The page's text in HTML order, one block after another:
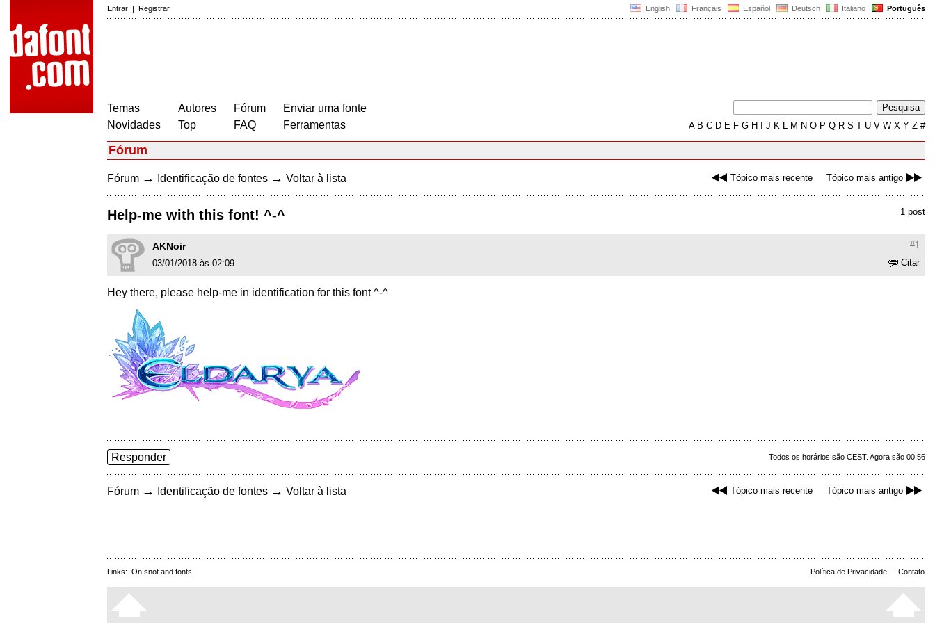
English Français Español Deutsch Italiano Português
Entrar | Registrar
Temas
Novidades
Autores
Top
Fórum
FAQ
Enviar uma fonte
Ferramentas
AB C D E F G H J K L M N O P Q R S T U V W X Y Z #
Fórum
Tópico mais recente Tópico mais antigo
Fórum → Identificação de fontes → Voltar à lista
1 post
Help-me with this font! ^-^
#1
AKNoir
Citar
03/01/2018 às 02:09
Hey there, please help-me in identification for this font ^-^
Todos os horários são CEST. Agora são 00:56
Responder
Tópico mais recente Tópico mais antigo
Fórum → Identificação de fontes → Voltar à lista
Política de Privacidade - Contato
Links: On snot and fonts